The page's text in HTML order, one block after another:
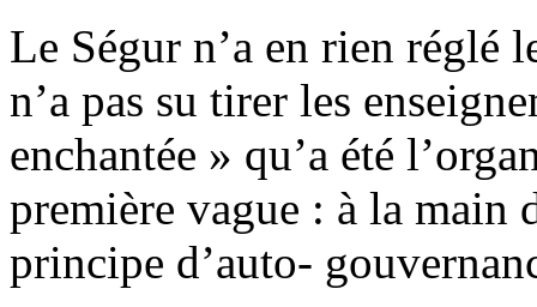
Le Ségur n’a en rien réglé
n’a pas su tirer les
enchantée » qu’a été
première vague : à la main
principe d’auto-